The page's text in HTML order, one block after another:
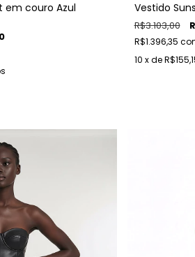
em couro Azul
Vestido
R$3.103,00
R$1.396,35
10 x de